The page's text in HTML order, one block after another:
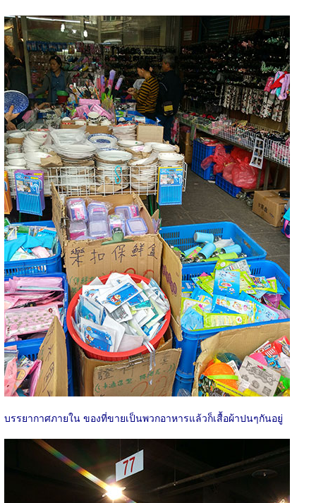
บรรยากาศภายใน ของที่ขายเป็นพวกอาหารแล้วก็เสื้อผ้าปนๆกันอยู่